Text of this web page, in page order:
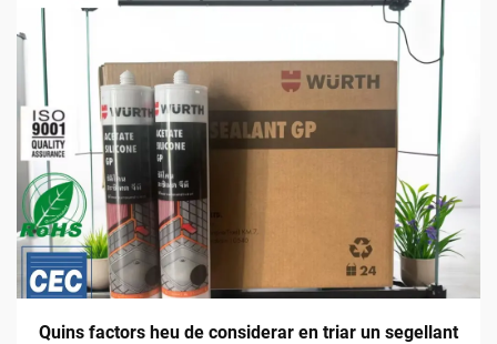
Quins factors heu de considerar en triar un segellant